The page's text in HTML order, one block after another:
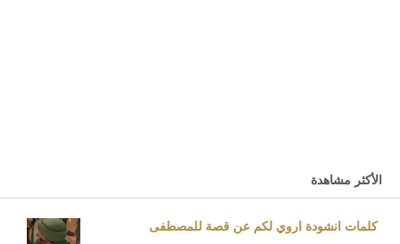
الأكثر مشاهدة
كلمات انشودة اروي لكم عن قصة للمصطفى